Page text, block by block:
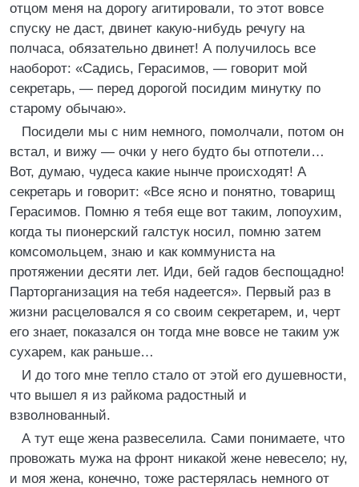
отцом меня на дорогу агитировали, то этот вовсе
спуску не даст, двинет какую-нибудь речугу на
полчаса, обязательно двинет! А получилось все
наоборот: «Садись, Герасимов, — говорит мой
секретарь, — перед дорогой посидим минутку по
старому обычаю».
Посидели мы с ним немного, помолчали, потом он
встал, и вижу — очки у него будто бы отпотели…
Вот, думаю, чудеса какие нынче происходят! А
секретарь и говорит: «Все ясно и понятно, товарищ
Герасимов. Помню я тебя еще вот таким, лопоухим,
когда ты пионерский галстук носил, помню затем
комсомольцем, знаю и как коммуниста на
протяжении десяти лет. Иди, бей гадов беспощадно!
Парторганизация на тебя надеется». Первый раз в
жизни расцеловался я со своим секретарем, и, черт
его знает, показался он тогда мне вовсе не таким уж
сухарем, как раньше…
И до того мне тепло стало от этой его душевности,
что вышел я из райкома радостный и
взволнованный.
А тут еще жена развеселила. Сами понимаете, что
провожать мужа на фронт никакой жене невесело; ну,
и моя жена, конечно, тоже растерялась немного от